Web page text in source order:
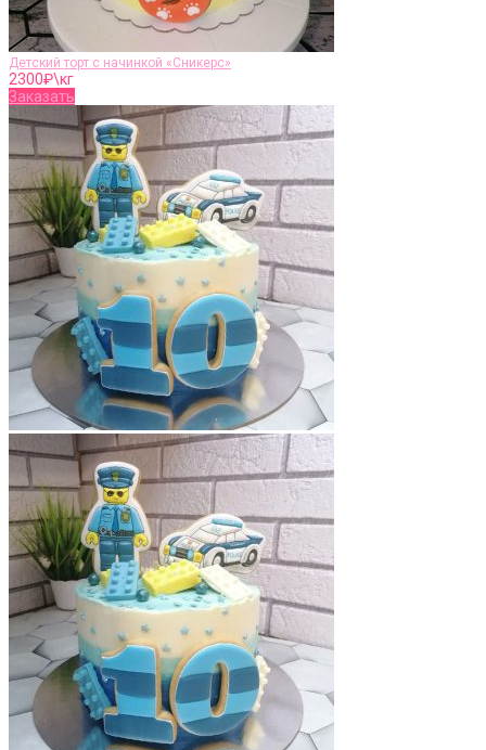
Детский торт с начинкой «Сникерс»
2300₽\кг
Заказать